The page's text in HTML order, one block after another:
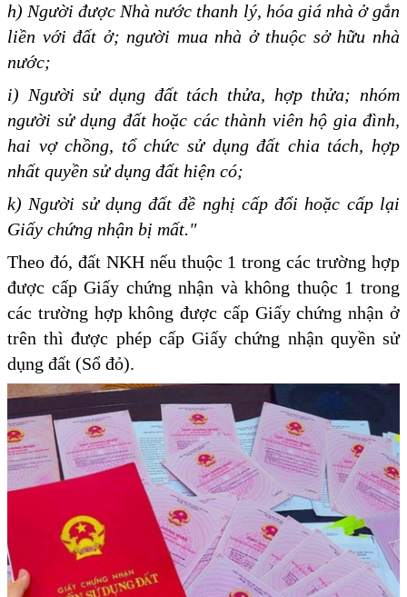
h) Người được Nhà nước thanh lý, hóa giá nhà ở gắn
liền với đất ở; người mua nhà ở thuộc sở hữu nhà
nước;
i) Người sử dụng đất tách thửa, hợp thửa; nhóm
người sử dụng đất hoặc các thành viên hộ gia đình,
hai vợ chồng, tổ chức sử dụng đất chia tách, hợp
nhất quyền sử dụng đất hiện có;
k) Người sử dụng đất đề nghị cấp đổi hoặc cấp lại
Giấy chứng nhận bị mất."
Theo đó, đất NKH nếu thuộc 1 trong các trường hợp
được cấp Giấy chứng nhận và không thuộc 1 trong
các trường hợp không được cấp Giấy chứng nhận ở
trên thì được phép cấp Giấy chứng nhận quyền sử
dụng đất (Sổ đỏ).